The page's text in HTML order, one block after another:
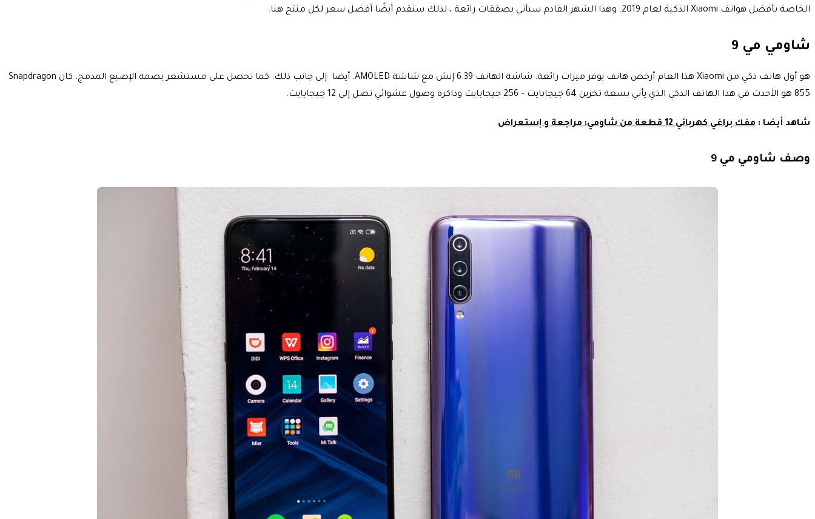
الخاصة بأفضل هواتف Xiaomi الذكية لعام 2019. وهذا الشهر القادم سيأتي بصفقات رائعة ، لذلك سنقدم أيضًا أفضل سعر لكل منتج هنا.
شاومي مي 9
هو أول هاتف ذكي من Xiaomi هذا العام أرخص هاتف يوفر ميزات رائعة. شاشة الهاتف 6.39 إنش مع شاشة AMOLED. أيضا إلى جانب ذلك. كما تحصل على مستشعر بصمة الإصبع المدمج. كان Snapdragon
855 هو الأحدث في هذا الهاتف الذكي الذي يأتي بسعة تخزين 64 جيجابايت – 256 جيجابايت وذاكرة وصول عشوائي تصل إلى 12 جيجابايت.
شاهد أيضا : مفك براغي كهربائي 12 قطعة من شاومي: مراجعة و إستعراض
وصف شاومي مي 9